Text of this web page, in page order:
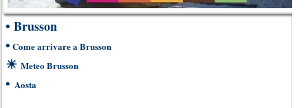
• Brusson
• Come arrivare a Brusson
☀ Meteo Brusson
• Aosta